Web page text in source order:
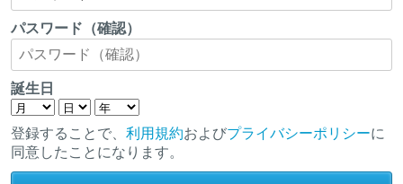
パスワード（確認）
誕生日
登録することで、 利用規約およびプライバシーポリシーに
同意したことになります。